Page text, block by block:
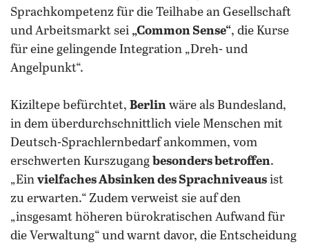
Sprachkompetenz für die Teilhabe an Gesellschaft
und Arbeitsmarkt sei „Common Sense“, die Kurse
für eine gelingende Integration „Dreh- und
Angelpunkt“.
Kiziltepe befürchtet, Berlin wäre als Bundesland,
in dem überdurchschnittlich viele Menschen mit
Deutsch-Sprachlernbedarf ankommen, vom
erschwerten Kurszugang besonders betroffen.
„Ein vielfaches Absinken des Sprachniveaus ist
zu erwarten.“ Zudem verweist sie auf den
„insgesamt höheren bürokratischen Aufwand für
die Verwaltung“ und warnt davor, die Entscheidung